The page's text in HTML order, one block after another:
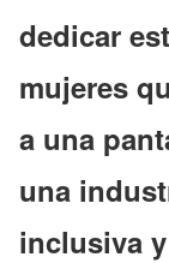
dedicar
mujeres
a una
una
inclusiva